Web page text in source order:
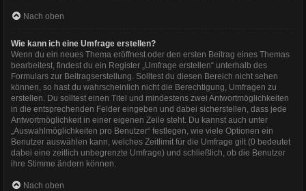
Nach oben
Wie kann ich eine Umfrage erstellen?
Wenn du ein neues Thema eröffnest oder den ersten Beitrag eines Themas
bearbeitest, findest du ein Register „Umfrage erstellen“ unterhalb des
Formulars zur Beitragserstellung. Solltest du diesen Bereich nicht sehen
können, so hast du wahrscheinlich nicht die Berechtigung, Umfragen zu
erstellen. Du solltest einen Titel und mindestens zwei Antwortmöglichkeiten
in die entsprechenden Felder eingeben und dabei sicherstellen, dass jede
Antwortmöglichkeit in einer eigenen Zeile steht. Du kannst auch unter
„Auswahlmöglichkeiten pro Benutzer“ festlegen, wie viele Optionen ein
Benutzer auswählen kann, welches Zeitlimit für die Umfrage gilt (0 bedeutet
dabei eine zeitlich unbegrenzte Umfrage) und schließlich, ob die Benutzer
ihre Stimme ändern können.
Nach oben